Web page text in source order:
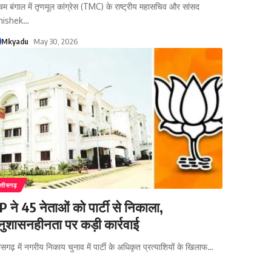
बंगाल में तृणमूल कांग्रेस (TMC) के राष्ट्रीय महासचिव और सांसद
…
Mkyadu May 30, 2026
ने 45 नेताओं को पार्टी से निकाला,
पर कड़ी कार्रवाई
में नगरीय निकाय चुनाव में पार्टी के अधिकृत प्रत्याशियों के खिलाफ…